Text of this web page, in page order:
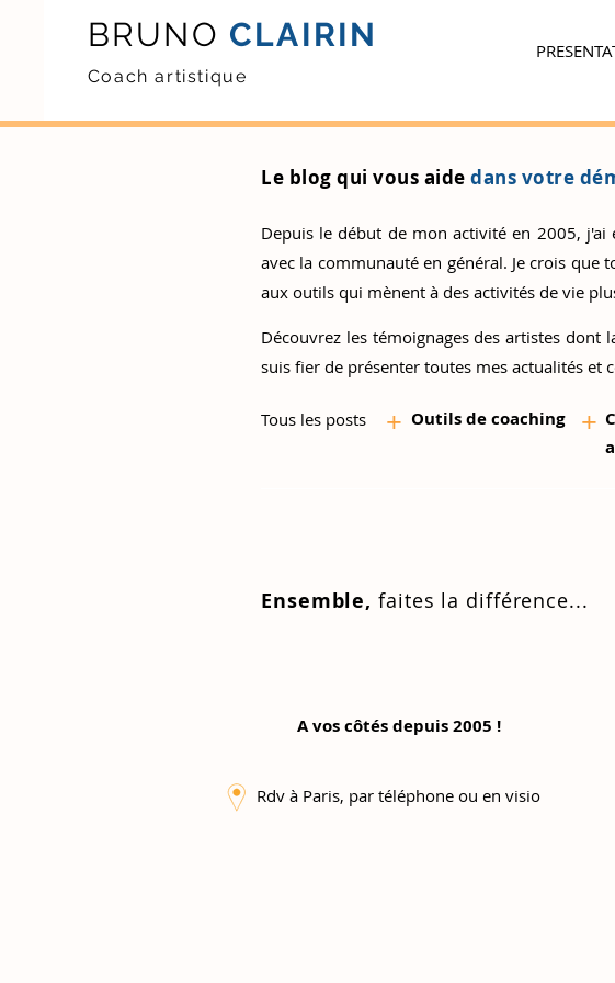
BRUNO CLAIRIN
Coach artistique
Le blog qui vous aidedans votre
Depuis le début de mon activité en 2005, j'ai
avec la communauté en général. Je crois
aux outils qui mènent à des activités de vie
Découvrez les témoignages des artistes dont
suis fier de présenter toutes mes actualités et
Tous les posts + Outils de coaching +
Ensemble, faites la différence...
A vos côtés depuis 2005 !
Rdv à Paris, par téléphone ou en visio